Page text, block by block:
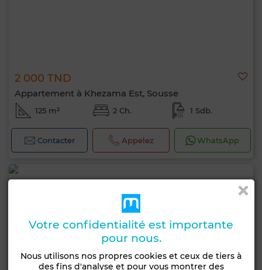
2 000 TND
Appartement à Khezama Est, Sousse
125 m² 2 Ch. 1 Sdb.
Contacter Appelez WhatsApp
Votre confidentialité est importante
pour nous.
Nous utilisons nos propres cookies et ceux de tiers à
des fins d'analyse et pour vous montrer des